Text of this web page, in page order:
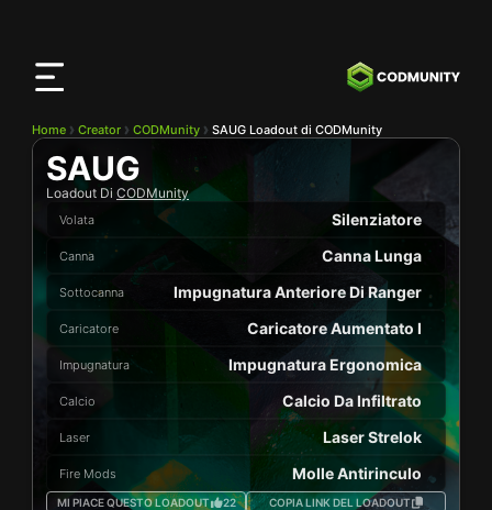
Home Creator CODMunity SAUG Loadout di CODMunity
SAUG
Loadout Di CODMunity
Volata Silenziatore
Canna Canna Lunga
Sottocanna Impugnatura Anteriore Di Ranger
Caricatore Caricatore Aumentato I
Impugnatura Impugnatura Ergonomica
Calcio Calcio Da Infiltrato
Laser Laser Strelok
Fire Mods Molle Antirinculo
MI PIACE QUESTO LOADOUT 22 COPIA LINK DEL LOADOUT